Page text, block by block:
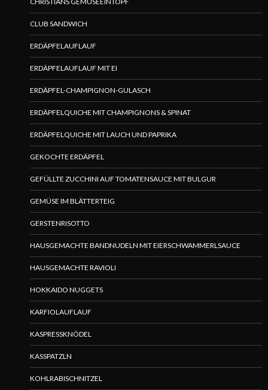
CLUB SANDWICH
ERDÄPFELAUFLAUF
ERDÄPFELAUFLAUF MIT EI
ERDÄPFEL-CHAMPIGNON-GULASCH
ERDÄPFELQUICHE MIT CHAMPIGNONS & SPINAT
ERDÄPFELQUICHE MIT LAUCH UND PAPRIKA
GEKOCHTE ERDÄPFEL
GEFÜLLTE ZUCCHINI AUF TOMATENSAUCE MIT BULGUR
GEMÜSE IM BLÄTTERTEIG
GERSTENRISOTTO
HAUSGEMACHTE BANDNUDELN MIT EIERSCHWAMMERLSAUCE
HAUSGEMACHTE RAVIOLI
HOKKAIDO NUGGETS
KARFIOLAUFLAUF
KASPRESSKNÖDEL
KASSPATZLN
KOHLRABISCHNITZEL